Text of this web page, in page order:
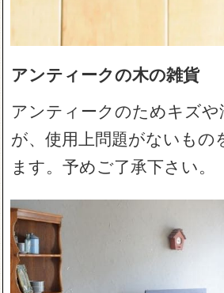
アンティークの木の雑貨
アンティークのためキズ
が、使用上問題がないもの
ます。予めご了承下さい。